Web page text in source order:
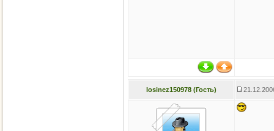
losinez150978 (Гость)